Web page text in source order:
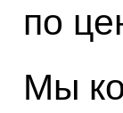
по
Мы